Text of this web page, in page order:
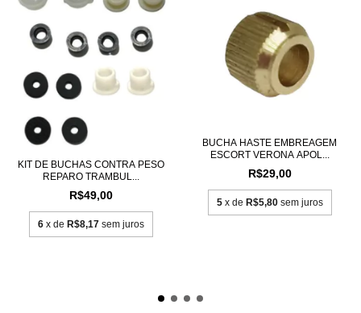
KIT DE BUCHAS CONTRA PESO
REPARO TRAMBUL...
R$49,00
6 x de R$8,17 sem juros
BUCHA HASTE EMBREAGEM
ESCORT VERONA APOL...
R$29,00
5 x de R$5,80 sem juros